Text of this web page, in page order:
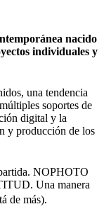
nacido
individuales y
una tendencia
soportes de
digital y la
y producción de los
NOPHOTO
Una manera
de más).